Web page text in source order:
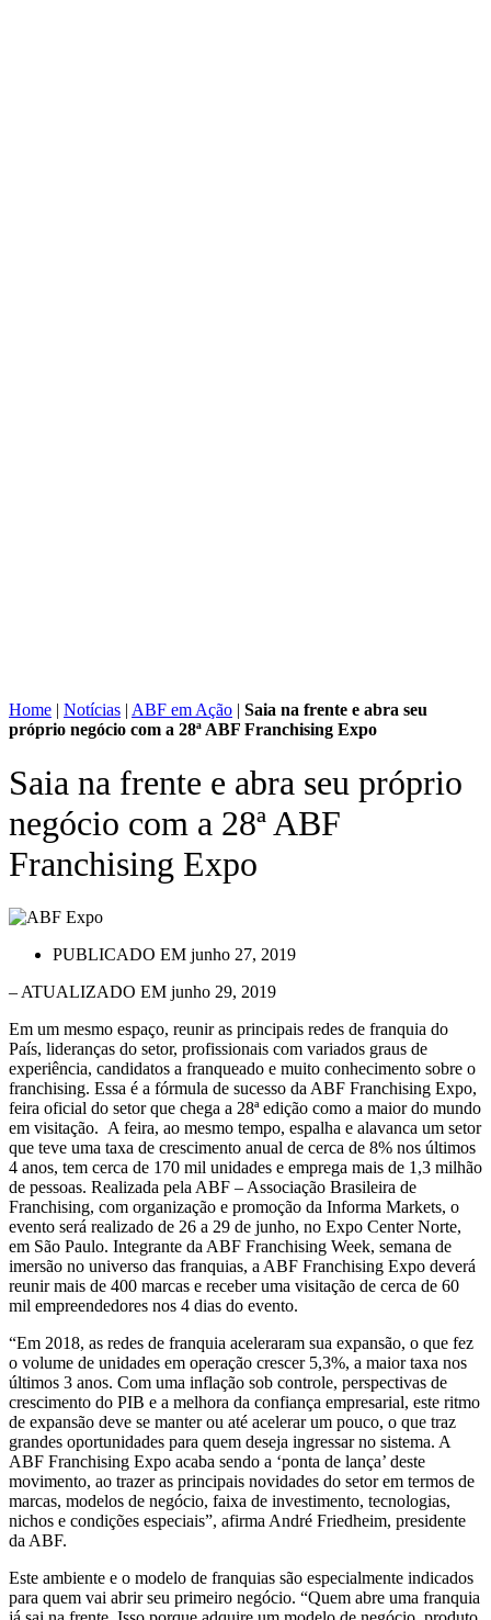
Home | Notícias | ABF em Ação | Saia na frente e abra seu
próprio negócio com a 28ª ABF Franchising Expo
Saia na frente e abra seu próprio
negócio com a 28ª ABF
Franchising Expo
PUBLICADO EM junho 27, 2019
– ATUALIZADO EM junho 29, 2019
Em um mesmo espaço, reunir as principais redes de franquia do
País, lideranças do setor, profissionais com variados graus de
experiência, candidatos a franqueado e muito conhecimento sobre o
franchising. Essa é a fórmula de sucesso da ABF Franchising Expo,
feira oficial do setor que chega a 28ª edição como a maior do mundo
em visitação. A feira, ao mesmo tempo, espalha e alavanca um setor
que teve uma taxa de crescimento anual de cerca de 8% nos últimos
4 anos, tem cerca de 170 mil unidades e emprega mais de 1,3 milhão
de pessoas. Realizada pela ABF – Associação Brasileira de
Franchising, com organização e promoção da Informa Markets, o
evento será realizado de 26 a 29 de junho, no Expo Center Norte,
em São Paulo. Integrante da ABF Franchising Week, semana de
imersão no universo das franquias, a ABF Franchising Expo deverá
reunir mais de 400 marcas e receber uma visitação de cerca de 60
mil empreendedores nos 4 dias do evento.
“Em 2018, as redes de franquia aceleraram sua expansão, o que fez
o volume de unidades em operação crescer 5,3%, a maior taxa nos
últimos 3 anos. Com uma inflação sob controle, perspectivas de
crescimento do PIB e a melhora da confiança empresarial, este ritmo
de expansão deve se manter ou até acelerar um pouco, o que traz
grandes oportunidades para quem deseja ingressar no sistema. A
ABF Franchising Expo acaba sendo a ‘ponta de lança’ deste
movimento, ao trazer as principais novidades do setor em termos de
marcas, modelos de negócio, faixa de investimento, tecnologias,
nichos e condições especiais”, afirma André Friedheim, presidente
da ABF.
Este ambiente e o modelo de franquias são especialmente indicados
para quem vai abrir seu primeiro negócio. “Quem abre uma franquia